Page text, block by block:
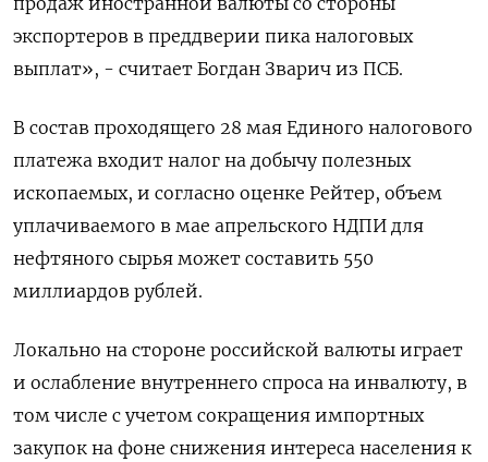
экспортеров в преддверии пика налоговых
выплат», - считает Богдан Зварич из ПСБ.
В состав проходящего 28 мая Единого налогового
платежа входит налог на добычу полезных
ископаемых, и согласно оценке Рейтер, объем
уплачиваемого в мае апрельского НДПИ для
нефтяного сырья может составить 550
миллиардов рублей.
Локально на стороне российской валюты играет
и ослабление внутреннего спроса на инвалюту, в
том числе с учетом сокращения импортных
закупок на фоне снижения интереса населения к